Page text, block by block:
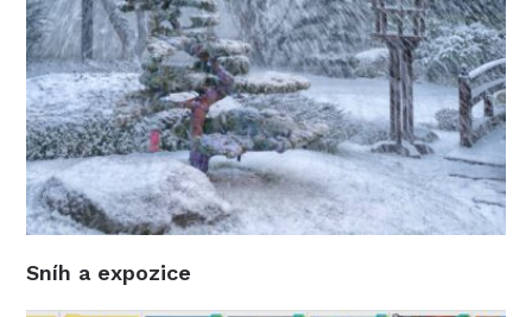
Sníh a expozice